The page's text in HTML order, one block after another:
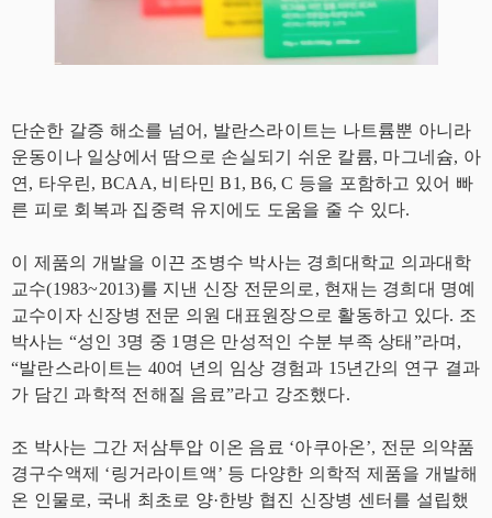
단순한 갈증 해소를 넘어, 발란스라이트는 나트륨뿐 아니라
운동이나 일상에서 땀으로 손실되기 쉬운 칼륨, 마그네슘, 아
연, 타우린, BCAA, 비타민 B1, B6, C 등을 포함하고 있어 빠
른 피로 회복과 집중력 유지에도 도움을 줄 수 있다.
이 제품의 개발을 이끈 조병수 박사는 경희대학교 의과대학
교수(1983~2013)를 지낸 신장 전문의로, 현재는 경희대 명예
교수이자 신장병 전문 의원 대표원장으로 활동하고 있다. 조
박사는 “성인 3명 중 1명은 만성적인 수분 부족 상태”라며,
“발란스라이트는 40여 년의 임상 경험과 15년간의 연구 결과
가 담긴 과학적 전해질 음료”라고 강조했다.
조 박사는 그간 저삼투압 이온 음료 ‘아쿠아온’, 전문 의약품
경구수액제 ‘링거라이트액’ 등 다양한 의학적 제품을 개발해
온 인물로, 국내 최초로 양·한방 협진 신장병 센터를 설립했